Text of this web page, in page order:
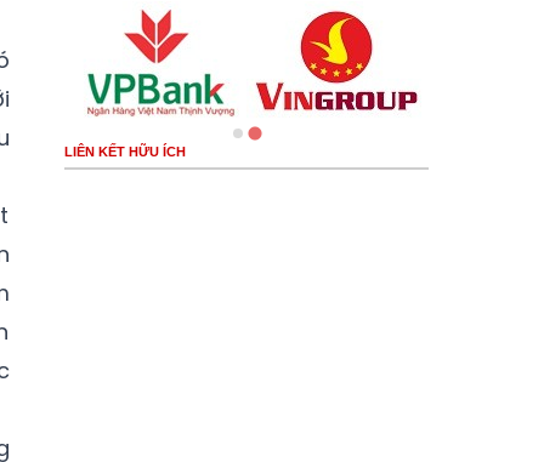
LIÊN KẾT HỮU ÍCH